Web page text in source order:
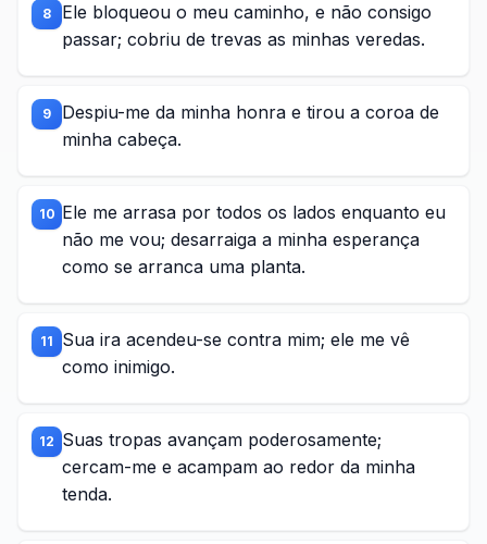
8
Ele bloqueou o meu caminho, e não consigo
passar; cobriu de trevas as minhas veredas.
9
Despiu-me da minha honra e tirou a coroa de
minha cabeça.
10 Ele me arrasa por todos os lados enquanto eu
não me vou; desarraiga a minha esperança
como se arranca uma planta.
11
Sua ira acendeu-se contra mim; ele me vê
como inimigo.
12 Suas tropas avançam poderosamente;
cercam-me e acampam ao redor da minha
tenda.